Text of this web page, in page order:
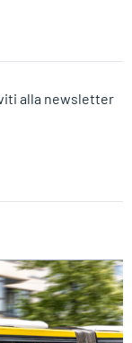
alla newsletter